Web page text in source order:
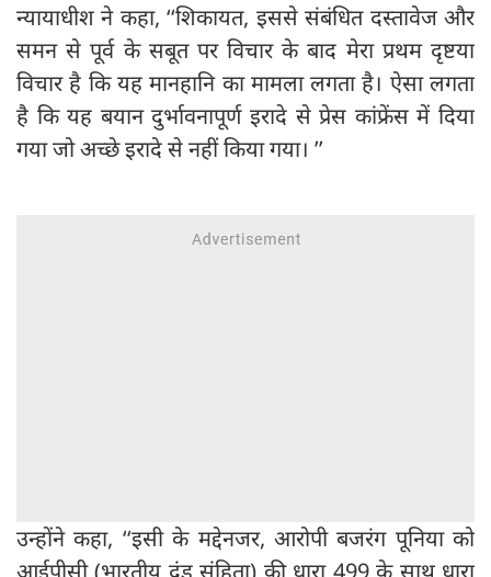
न्यायाधीश ने कहा, ‘‘शिकायत, इससे संबंधित दस्तावेज और
समन से पूर्व के सबूत पर विचार के बाद मेरा प्रथम दृष्टया
विचार है कि यह मानहानि का मामला लगता है। ऐसा लगता
है कि यह बयान दुर्भावनापूर्ण इरादे से प्रेस कांफ्रेंस में दिया
गया जो अच्छे इरादे से नहीं किया गया। ’’
उन्होंने कहा, ‘‘इसी के मद्देनजर, आरोपी बजरंग पूनिया को
आईपीसी (भारतीय दंड संहिता) की धारा 499 के साथ धारा